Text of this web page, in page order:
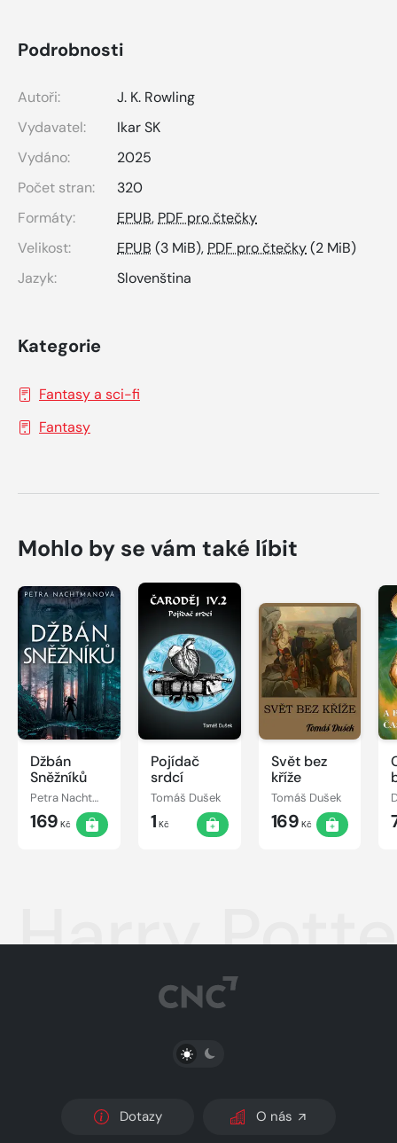
Podrobnosti
Autoři:
J. K. Rowling
Vydavatel:
Ikar SK
Vydáno:
2025
Počet stran:
320
Formáty:
EPUB, PDF pro čtečky
Velikost:
EPUB (3 MiB), PDF pro čtečky(2 MiB)
Jazyk:
Slovenština
Kategorie
Fantasy a sci-fi
Fantasy
Mohlo by se vám také líbit
Džbán
Sněžníků
Petra Nachtmanová
169 Kč
Pojídač
srdcí
Tomáš Dušek
1 Kč
Svět bez
kříže
Tomáš Dušek
169 Kč
Harry
PŘEPNOUT SVĚTLÝ/TMAVÝ REŽIM
Dotazy O nás